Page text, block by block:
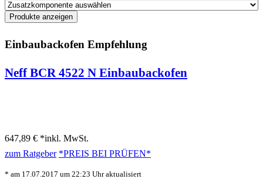
Einbaubackofen Empfehlung
Neff BCR 4522 N Einbaubackofen
647,89 € *inkl. MwSt.
zum Ratgeber *PREIS BEI PRÜFEN*
* am 17.07.2017 um 22:23 Uhr aktualisiert